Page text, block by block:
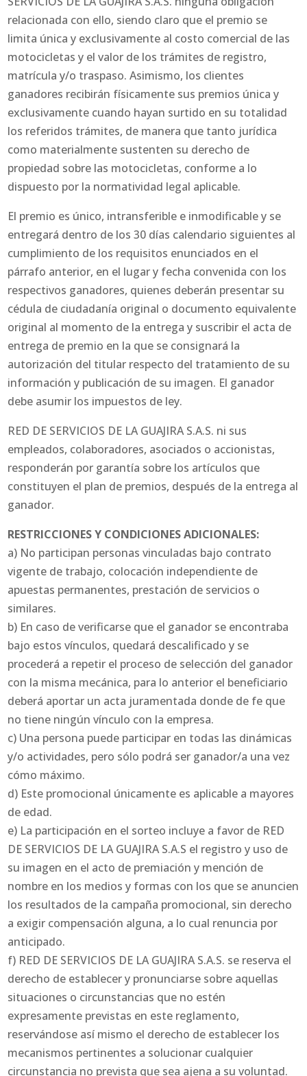
relacionada con ello, siendo claro que el premio se
limita única y exclusivamente al costo comercial de las
motocicletas y el valor de los trámites de registro,
matrícula y/o traspaso. Asimismo, los clientes
ganadores recibirán físicamente sus premios única y
exclusivamente cuando hayan surtido en su totalidad
los referidos trámites, de manera que tanto jurídica
como materialmente sustenten su derecho de
propiedad sobre las motocicletas, conforme a lo
dispuesto por la normatividad legal aplicable.
El premio es único, intransferible e inmodificable y se
entregará dentro de los 30 días calendario siguientes al
cumplimiento de los requisitos enunciados en el
párrafo anterior, en el lugar y fecha convenida con los
respectivos ganadores, quienes deberán presentar su
cédula de ciudadanía original o documento equivalente
original al momento de la entrega y suscribir el acta de
entrega de premio en la que se consignará la
autorización del titular respecto del tratamiento de su
información y publicación de su imagen. El ganador
debe asumir los impuestos de ley.
RED DE SERVICIOS DE LA GUAJIRA S.A.S. ni sus
empleados, colaboradores, asociados o accionistas,
responderán por garantía sobre los artículos que
constituyen el plan de premios, después de la entrega al
ganador.
RESTRICCIONES Y CONDICIONES ADICIONALES:
a) No participan personas vinculadas bajo contrato
vigente de trabajo, colocación independiente de
apuestas permanentes, prestación de servicios o
similares.
b) En caso de verificarse que el ganador se encontraba
bajo estos vínculos, quedará descalificado y se
procederá a repetir el proceso de selección del ganador
con la misma mecánica, para lo anterior el beneficiario
deberá aportar un acta juramentada donde de fe que
no tiene ningún vínculo con la empresa.
c) Una persona puede participar en todas las dinámicas
y/o actividades, pero sólo podrá ser ganador/a una vez
cómo máximo.
d) Este promocional únicamente es aplicable a mayores
de edad.
e) La participación en el sorteo incluye a favor de RED
DE SERVICIOS DE LA GUAJIRA S.A.S el registro y uso de
su imagen en el acto de premiación y mención de
nombre en los medios y formas con los que se anuncien
los resultados de la campaña promocional, sin derecho
a exigir compensación alguna, a lo cual renuncia por
anticipado.
f) RED DE SERVICIOS DE LA GUAJIRA S.A.S. se reserva el
derecho de establecer y pronunciarse sobre aquellas
situaciones o circunstancias que no estén
expresamente previstas en este reglamento,
reservándose así mismo el derecho de establecer los
mecanismos pertinentes a solucionar cualquier
circunstancia no prevista que sea ajena a su voluntad.